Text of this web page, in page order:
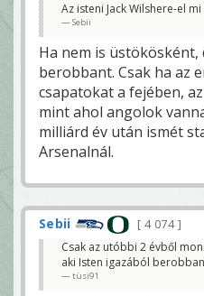
Az isteni Jack Wilshere-el mi
Sebii
Ha nem is
berobbant. Csak ha az
csapatokat a fejében,
mint ahol angolok
milliárd év után ismét
Arsenalnál.
Sebii
4 074
Csak az utóbbi 2 évből
aki Isten igazából
tüsi91